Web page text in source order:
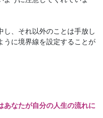
し、それ以外のことは手放し
うに境界線を設定することが
あなたが自分の人生の流れに